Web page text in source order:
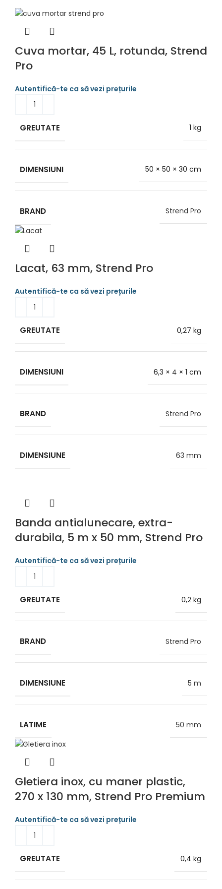
Cuva mortar, 45 L, rotunda, Strend
Pro
GREUTATE 1 kg
DIMENSIUNI 50 × 50 × 30 cm
BRAND Strend Pro
Lacat, 63 mm, Strend Pro
GREUTATE 0,27 kg
DIMENSIUNI 6,3 × 4 × 1 cm
BRAND Strend Pro
DIMENSIUNE 63 mm
Banda antialunecare, extra-
durabila, 5 m x 50 mm, Strend Pro
GREUTATE 0,2 kg
BRAND Strend Pro
DIMENSIUNE 5 m
LATIME 50 mm
Gletiera inox, cu maner plastic,
270 x 130 mm, Strend Pro Premium
GREUTATE 0,4 kg